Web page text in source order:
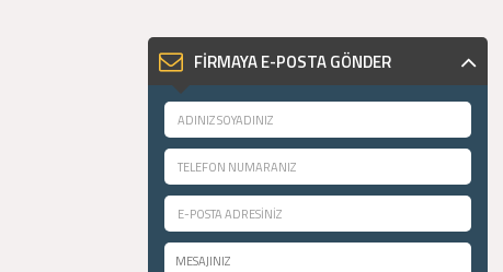
FİRMAYA E-POSTA GÖNDER